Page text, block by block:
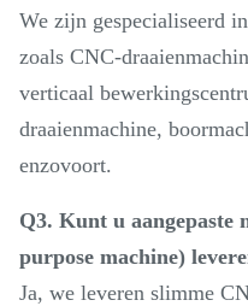
We zijn gespecialiseerd
zoals CNC-
verticaal
draaienmachine,
enzovoort.
Q3. Kunt u aangepaste
purpose machine)
Ja, we leveren slimme